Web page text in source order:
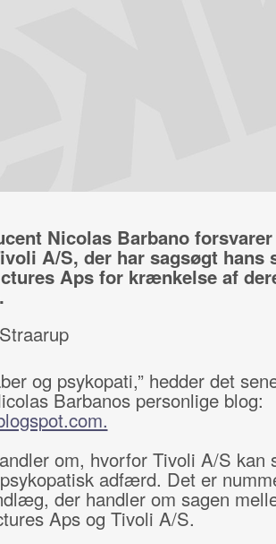
Nicolas Barbano
A/S, der har sagsøgt hans
Aps for krænkelse af
og psykopati,” hedder det
Barbanos personlige blog:
om, hvorfor Tivoli A/S kan
adfærd. Det er
der handler om sagen
Aps og Tivoli A/S.